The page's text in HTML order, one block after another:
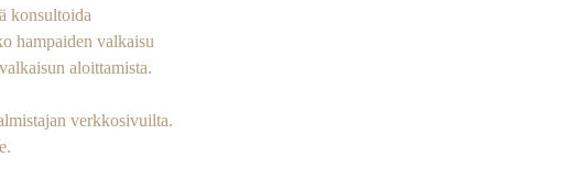
konsultoida
hampaiden valkaisu
aloittamista.
verkkosivuilta.